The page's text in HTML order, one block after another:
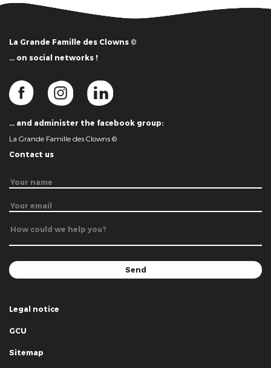
La Grande Famille des Clowns ©
… on social networks !
… and administer the facebook group:
La Grande Famille des Clowns ©
Contact us
Legal notice
GCU
Sitemap